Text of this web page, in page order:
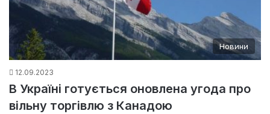
Новини
12.09.2023
В Україні готується оновлена угода про
вільну торгівлю з Канадою